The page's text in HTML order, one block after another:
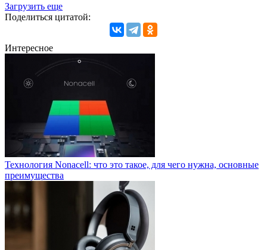
Загрузить еще
Поделиться цитатой:
Интересное
Технология Nonacell: что это такое, для чего нужна, основные
преимущества